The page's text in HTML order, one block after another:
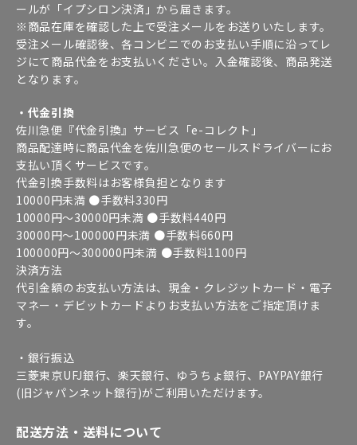
ールが「イプシロン決済」から届きます。
※商品在庫を確認した上で受注メールをお送りいたします。
受注メール確認後、各コンビニでのお支払い手順に沿ってレ
ジにて商品代金をお支払いください。入金確認後、商品発送
となります。
・代金引換
佐川急便『代金引換』サービス「e-コレクト」
商品配達時に商品代金を佐川急便のセールスドライバーにお
支払い頂くサービスです。
代金引換手数料はお客様負担となります
10000円未満 ●手数料330円
10000円～30000円未満 ●手数料440円
30000円～100000円未満 ●手数料660円
100000円～300000円未満 ●手数料1100円
決済方法
代引金額のお支払い方法は、現金・クレジットカード・電子
マネー・デビットカードよりお支払い方法をご指定頂けま
す。
・銀行振込
三菱東京UFJ銀行、楽天銀行、ゆうちょ銀行、PAYPAY銀行
(旧ジャパンネット銀行)がご利用いただけます。
配送方法・送料について